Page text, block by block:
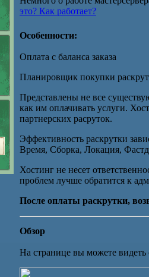
это? Как работает?
Особенности:
Оплата с баланса заказа
Планировщик покупки
Представлены не все
как им оплачивать услуги.
партнерских расруток.
Эффективность раскрутки
Время, Сборка, Локация,
Хостинг не несет
проблем лучше обратится к
После оплаты раскрутки,
Обзор
На странице вы можете видеть